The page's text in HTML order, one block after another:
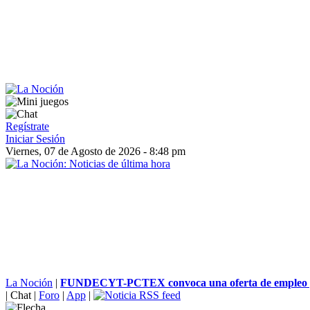
Regístrate
Iniciar Sesión
Viernes, 07 de Agosto de 2026 - 8:48 pm
La Noción | FUNDECYT-PCTEX convoca una oferta de empleo
| Chat | Foro | App |